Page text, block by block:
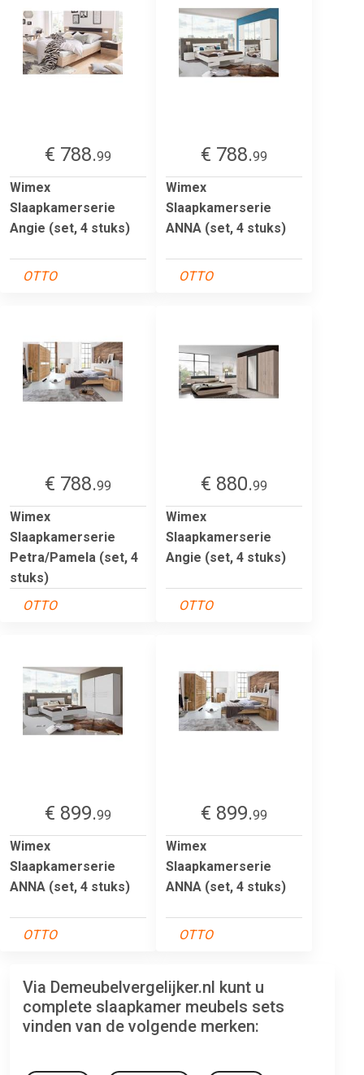
€ 788.99
Wimex
Slaapkamerserie
Angie (set, 4 stuks)
OTTO
€ 788.99
Wimex
Slaapkamerserie
ANNA (set, 4 stuks)
OTTO
€ 788.99
Wimex
Slaapkamerserie
Petra/Pamela (set, 4
stuks)
OTTO
€ 880.99
Wimex
Slaapkamerserie
Angie (set, 4 stuks)
OTTO
€ 899.99
Wimex
Slaapkamerserie
ANNA (set, 4 stuks)
OTTO
€ 899.99
Wimex
Slaapkamerserie
ANNA (set, 4 stuks)
OTTO
Via Demeubelvergelijker.nl kunt u
complete slaapkamer meubels sets
vinden van de volgende merken: